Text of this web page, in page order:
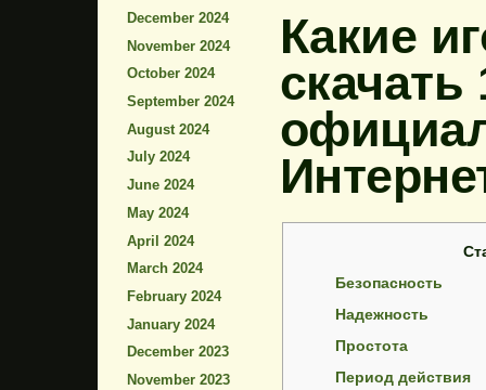
Какие
скачать
Безопасность
Надежность
Простота
Период действия
December 2024
November 2024
October 2024
September 2024
August 2024
July 2024
June 2024
May 2024
April 2024
March 2024
February 2024
January 2024
December 2023
November 2023